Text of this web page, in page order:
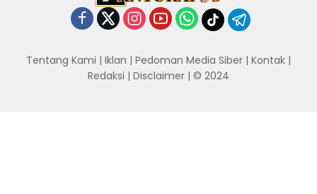
Tentang Kami | Iklan | Pedoman Media Siber | Kontak |
Redaksi | Disclaimer | © 2024